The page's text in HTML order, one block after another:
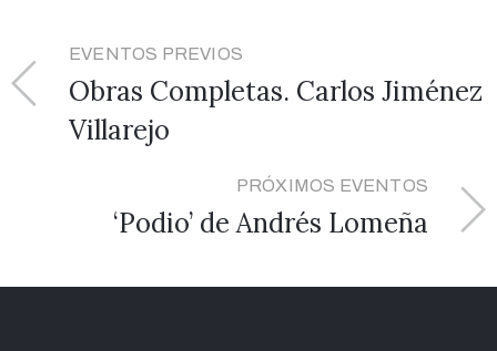
EVENTOS PREVIOS
Obras Completas. Carlos Jiménez
Villarejo
PRÓXIMOS EVENTOS
‘Podio’ de Andrés Lomeña